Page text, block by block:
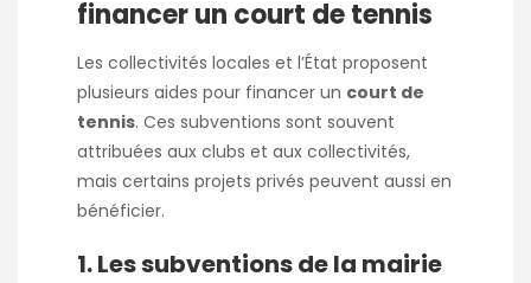
financer un court de tennis
Les collectivités locales et l’État proposent
plusieurs aides pour financer un court de
tennis. Ces subventions sont souvent
attribuées aux clubs et aux collectivités,
mais certains projets privés peuvent aussi en
bénéficier.
1. Les subventions de la mairie